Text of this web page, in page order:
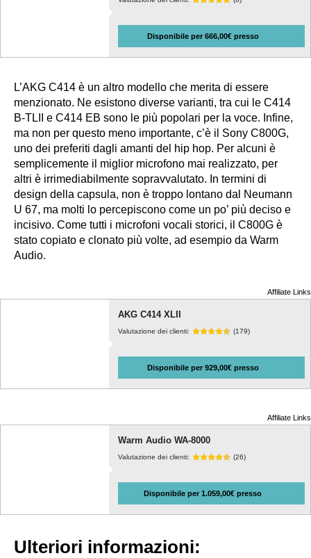
Disponibile per 666,00€ presso
L’AKG C414 è un altro modello che merita di essere
menzionato. Ne esistono diverse varianti, tra cui le C414
B-TLII e C414 EB sono le più popolari per la voce. Infine,
ma non per questo meno importante, c’è il Sony C800G,
uno dei preferiti dagli amanti del hip hop. Per alcuni è
semplicemente il miglior microfono mai realizzato, per
altri è irrimediabilmente sopravvalutato. In termini di
design della capsula, non è troppo lontano dal Neumann
U 67, ma molti lo percepiscono come un po’ più deciso e
incisivo. Come tutti i microfoni vocali storici, il C800G è
stato copiato e clonato più volte, ad esempio da Warm
Audio.
Affiliate Links
AKG C414 XLII
Valutazione dei clienti: (179)
Disponibile per 929,00€ presso
Affiliate Links
Warm Audio WA-8000
Valutazione dei clienti: (26)
Disponibile per 1.059,00€ presso
Ulteriori informazioni: